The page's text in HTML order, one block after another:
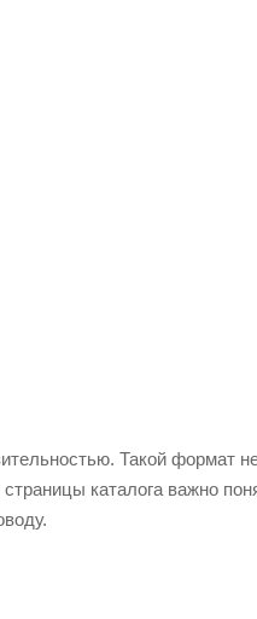
Такой формат
каталога важно